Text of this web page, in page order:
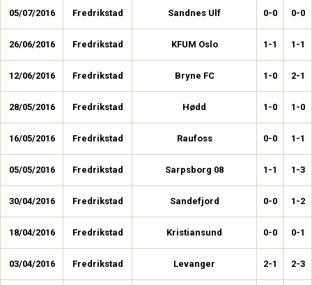
05/07/2016 Fredrikstad Sandnes Ulf 0-0 0-0
26/06/2016 Fredrikstad KFUM Oslo 1-1 1-1
12/06/2016 Fredrikstad Bryne FC 1-0 2-1
28/05/2016 Fredrikstad Hødd 1-0 1-0
16/05/2016 Fredrikstad Raufoss 0-0 1-1
05/05/2016 Fredrikstad Sarpsborg 08 1-1 1-3
30/04/2016 Fredrikstad Sandefjord 0-0 1-2
18/04/2016 Fredrikstad Kristiansund 0-0 0-1
03/04/2016 Fredrikstad Levanger 2-1 2-3